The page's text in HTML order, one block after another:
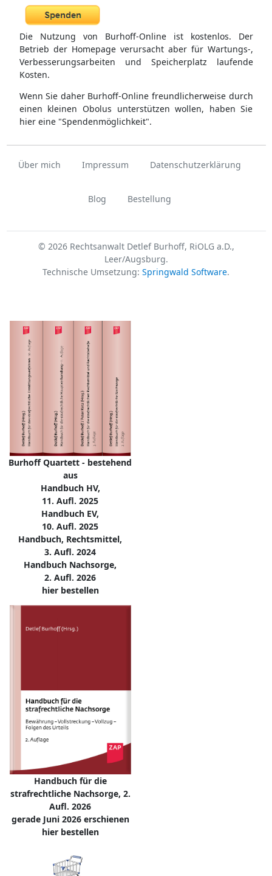
Die Nutzung von Burhoff-Online ist kostenlos. Der
Betrieb der Homepage verursacht aber für Wartungs-,
Verbesserungsarbeiten und Speicherplatz laufende
Kosten.
Wenn Sie daher Burhoff-Online freundlicherweise durch
einen kleinen Obolus unterstützen wollen, haben Sie
hier eine "Spendenmöglichkeit".
Über mich Impressum Datenschutzerklärung
Blog Bestellung
© 2026 Rechtsanwalt Detlef Burhoff, RiOLG a.D.,
Leer/Augsburg.
Technische Umsetzung: Springwald Software.
Burhoff Quartett - bestehend
aus
Handbuch HV,
11. Aufl. 2025
Handbuch EV,
10. Aufl. 2025
Handbuch, Rechtsmittel,
3. Aufl. 2024
Handbuch Nachsorge,
2. Aufl. 2026
hier bestellen
Handbuch für die
strafrechtliche Nachsorge, 2.
Aufl. 2026
gerade Juni 2026 erschienen
hier bestellen